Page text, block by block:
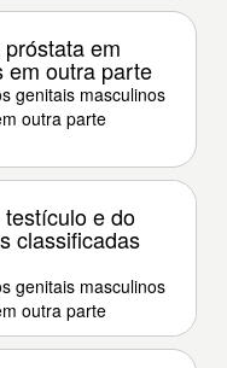
em
em outra parte
genitais masculinos
outra parte
e do
classificadas
genitais masculinos
outra parte